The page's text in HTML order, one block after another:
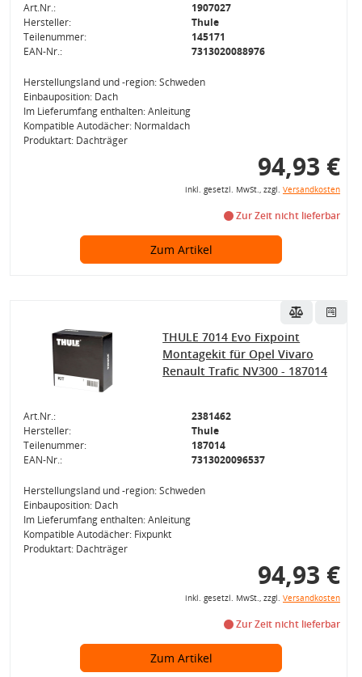
Art.Nr.:
1907027
Hersteller:
Thule
Teilenummer:
145171
EAN-Nr.:
7313020088976
Herstellungsland und -region: Schweden
Einbauposition: Dach
Im Lieferumfang enthalten: Anleitung
Kompatible Autodächer: Normaldach
Produktart: Dachträger
94,93 €
inkl. gesetzl. MwSt., zzgl. Versandkosten
Zur Zeit nicht lieferbar
Zum Artikel
THULE 7014 Evo Fixpoint
Montagekit für Opel Vivaro
Renault Trafic NV300 - 187014
Art.Nr.:
2381462
Hersteller:
Thule
Teilenummer:
187014
EAN-Nr.:
7313020096537
Herstellungsland und -region: Schweden
Einbauposition: Dach
Im Lieferumfang enthalten: Anleitung
Kompatible Autodächer: Fixpunkt
Produktart: Dachträger
94,93 €
inkl. gesetzl. MwSt., zzgl. Versandkosten
Zur Zeit nicht lieferbar
Zum Artikel